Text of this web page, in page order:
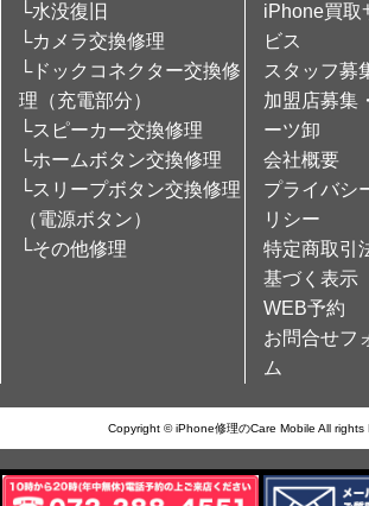
└水没復旧
└カメラ交換修理
└ドックコネクター交換修
理（充電部分）
└スピーカー交換修理
└ホームボタン交換修理
└スリープボタン交換修理
（電源ボタン）
└その他修理
iPhone買取
ビス
スタッフ募
加盟店募集
ーツ卸
会社概要
プライバシ
リシー
特定商取引
基づく表示
WEB予約
お問合せフ
ム
Copyright © iPhone修理のCare Mobile All rights